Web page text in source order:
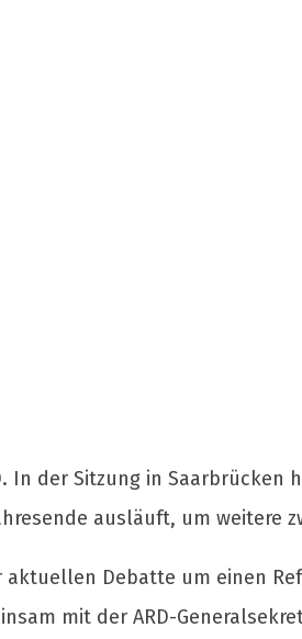
In der Sitzung in
ausläuft, um weitere
aktuellen Debatte um einen
mit der ARD-